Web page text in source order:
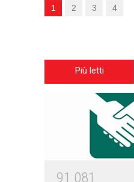
1 2 3 4
Più letti
91 081